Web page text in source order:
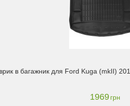
в багажник для Ford Kuga (mkII)
1969грн